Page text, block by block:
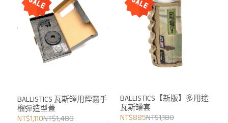
BALLISTICS 瓦斯罐用煙霧手
榴彈造型蓋
NT$1,110NT$1,480
BALLISTICS【新版】多用途
瓦斯罐套
NT$885NT$1,180